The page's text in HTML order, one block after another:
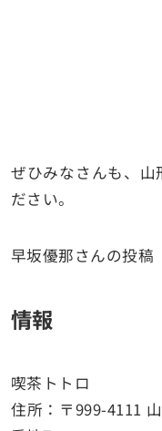
ぜひみなさんも、山
ださい。
早坂優那さんの投稿
情報
喫茶トトロ
住所：〒999-4111